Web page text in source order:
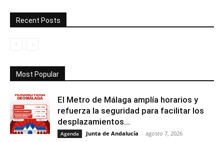
Recent Posts
Most Popular
El Metro de Málaga amplía horarios y
refuerza la seguridad para facilitar los
desplazamientos...
Agenda Junta de Andalucía - agosto 7, 2026